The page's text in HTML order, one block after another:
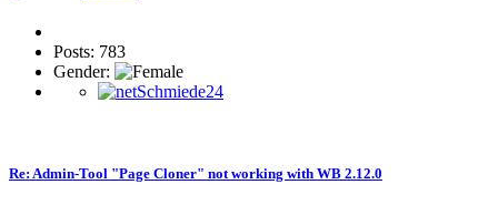
Posts: 783
Gender:
Re: Admin-Tool "Page Cloner" not working with WB 2.12.0